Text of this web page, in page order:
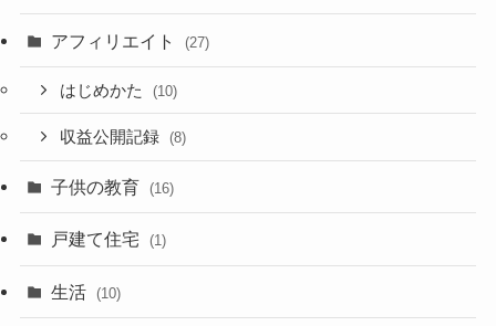
アフィリエイト (27)
はじめかた (10)
収益公開記録 (8)
子供の教育 (16)
戸建て住宅 (1)
生活 (10)